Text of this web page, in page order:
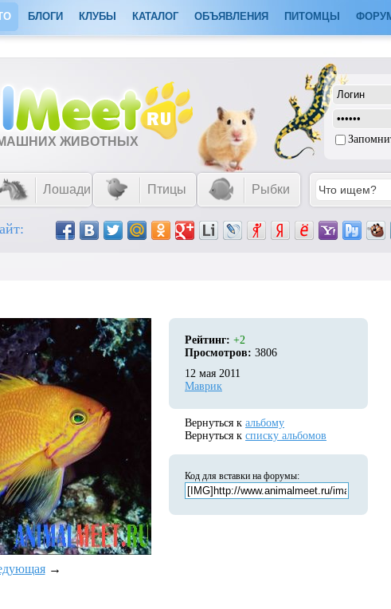
БЛОГИ КЛУБЫ КАТАЛОГ ОБЪЯВЛЕНИЯ ПИТОМЦЫ
ЖИВОТНЫХ
Лошади Птицы Рыбки
→
Рейтинг: +2
Просмотров: 3806
12 мая 2011
Маврик
Вернуться к альбому
Вернуться к списку альбомов
Код для вставки на форумы: